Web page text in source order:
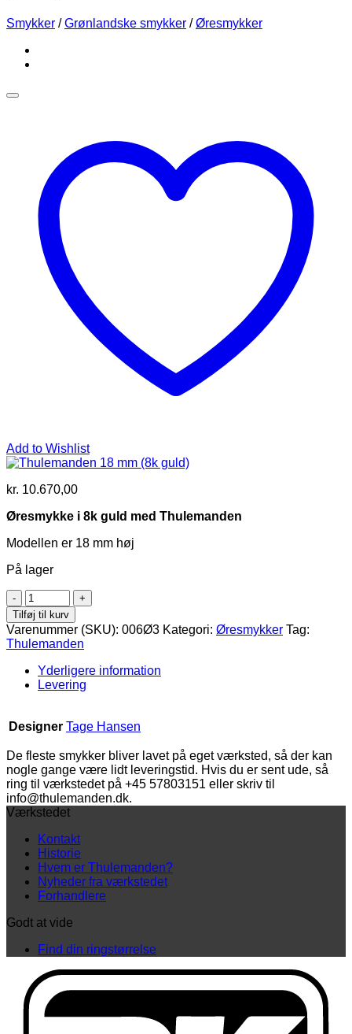
Smykker / Grønlandske smykker / Øresmykker
Add to Wishlist
kr. 10.670,00
Øresmykke i 8k guld med Thulemanden
Modellen er 18 mm høj
På lager
Thulemanden
18
mm
(8k
guld)
antal
Tilføj til kurv
Varenummer (SKU): 006Ø3 Kategori: Øresmykker Tag:
Thulemanden
Yderligere information
Levering
Designer Tage Hansen
De fleste smykker bliver lavet på eget værksted, så der kan
nogle gange være lidt leveringstid. Hvis du er sent ude, så
ring til værkstedet på +45 57803151 eller skriv til
info@thulemanden.dk.
Værkstedet
Kontakt
Historie
Hvem er Thulemanden?
Nyheder fra værkstedet
Forhandlere
Godt at vide
Find din ringstørrelse